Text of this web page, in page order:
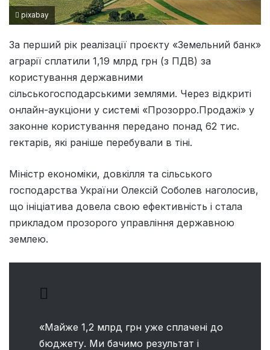
pixabay
За перший рік реалізації проєкту «Земельний банк»
аграрії сплатили 1,19 млрд грн (з ПДВ) за
користування державними
сільськогосподарськими землями. Через відкриті
онлайн-аукціони у системі «Прозорро.Продажі» у
законне користування передано понад 62 тис.
гектарів, які раніше перебували в тіні.
Міністр економіки, довкілля та сільського
господарства України Олексій Соболев наголосив,
що ініціатива довела свою ефективність і стала
прикладом прозорого управління державною
землею.
«Майже 1,2 млрд грн уже сплачені до
бюджету. Ми бачимо результат і